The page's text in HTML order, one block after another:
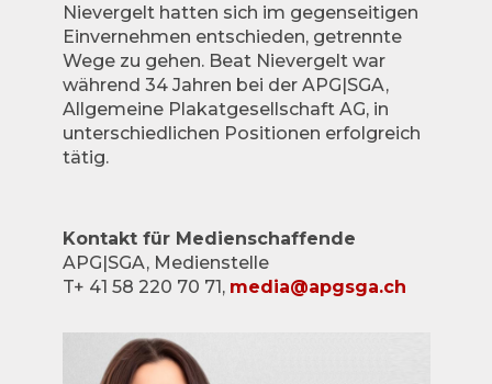
Nievergelt hatten sich im gegenseitigen
Einvernehmen entschieden, getrennte
Wege zu gehen. Beat Nievergelt war
während 34 Jahren bei der APG|SGA,
Allgemeine Plakatgesellschaft AG, in
unterschiedlichen Positionen erfolgreich
tätig.
Kontakt für Medienschaffende
APG|SGA, Medienstelle
T+ 41 58 220 70 71, media@apgsga.ch